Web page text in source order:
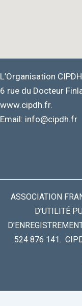
L’Organisation
6 rue du Docteur
www.cipdh.fr.
Email: info@cipdh.fr
ASSOCIATION
D'UTILITÉ
524 876 141.